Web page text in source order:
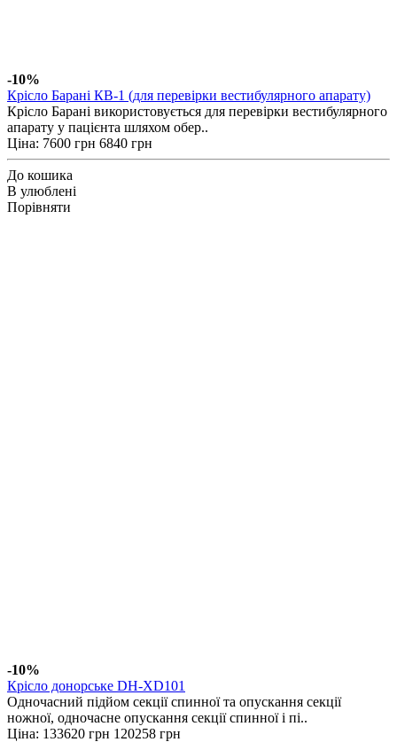
-10%
Крісло Барані КВ-1 (для перевірки вестибулярного апарату)
Крісло Барані використовується для перевірки вестибулярного
апарату у пацієнта шляхом обер..
Ціна: 7600 грн 6840 грн
До кошика
В улюблені
Порівняти
-10%
Крісло донорське DH-XD101
Одночасний підйом секції спинної та опускання секції
ножної, одночасне опускання секції спинної і пі..
Ціна: 133620 грн 120258 грн